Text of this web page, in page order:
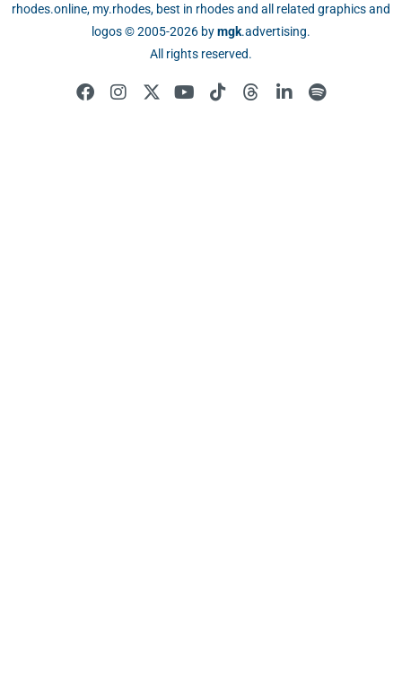
rhodes.online, my.rhodes, best in rhodes and all related graphics and
logos © 2005-2026 bymgk.advertising.
All rights reserved.